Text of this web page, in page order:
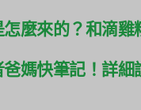
怎麼來的？和滴
爸媽快筆記！詳